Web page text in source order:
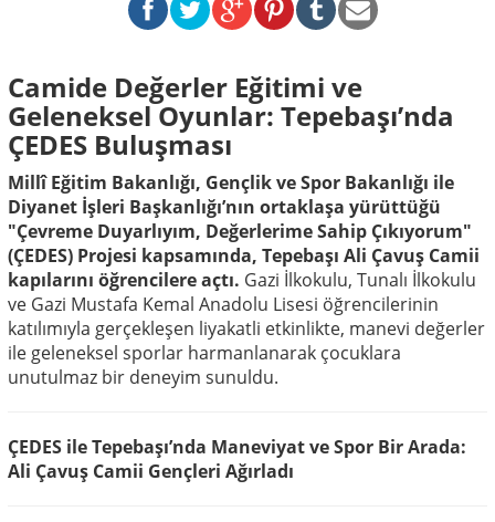
Camide Değerler Eğitimi ve
Geleneksel Oyunlar: Tepebaşı’nda
ÇEDES Buluşması
Millî Eğitim Bakanlığı, Gençlik ve Spor Bakanlığı ile
Diyanet İşleri Başkanlığı’nın ortaklaşa yürüttüğü
"Çevreme Duyarlıyım, Değerlerime Sahip Çıkıyorum"
(ÇEDES) Projesi kapsamında, Tepebaşı Ali Çavuş Camii
kapılarını öğrencilere açtı. Gazi İlkokulu, Tunalı İlkokulu
ve Gazi Mustafa Kemal Anadolu Lisesi öğrencilerinin
katılımıyla gerçekleşen liyakatli etkinlikte, manevi değerler
ile geleneksel sporlar harmanlanarak çocuklara
unutulmaz bir deneyim sunuldu.
ÇEDES ile Tepebaşı’nda Maneviyat ve Spor Bir Arada:
Ali Çavuş Camii Gençleri Ağırladı